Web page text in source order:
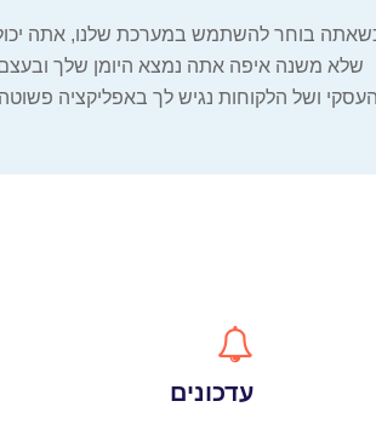
בוחר להשתמש במערכת שלנו, אתה
שלא משנה איפה אתה נמצא היומן שלך
העסקי ושל הלקוחות נגיש לך באפליקציה פשוטה
עדכונים